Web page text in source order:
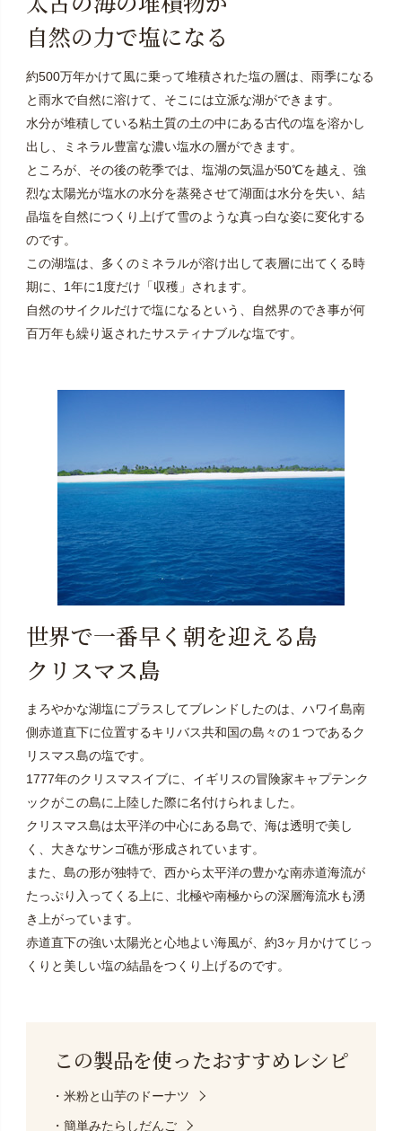
自然の力で塩になる
約500万年かけて風に乗って堆積された塩の層は、雨季になる
と雨水で自然に溶けて、そこには立派な湖ができます。
水分が堆積している粘土質の土の中にある古代の塩を溶かし
出し、ミネラル豊富な濃い塩水の層ができます。
ところが、その後の乾季では、塩湖の気温が50℃を越え、強
烈な太陽光が塩水の水分を蒸発させて湖面は水分を失い、結
晶塩を自然につくり上げて雪のような真っ白な姿に変化する
のです。
この湖塩は、多くのミネラルが溶け出して表層に出てくる時
期に、1年に1度だけ「収穫」されます。
自然のサイクルだけで塩になるという、自然界のでき事が何
百万年も繰り返されたサスティナブルな塩です。
世界で一番早く朝を迎える島
クリスマス島
まろやかな湖塩にプラスしてブレンドしたのは、ハワイ島南
側赤道直下に位置するキリバス共和国の島々の１つであるク
リスマス島の塩です。
1777年のクリスマスイブに、イギリスの冒険家キャプテンク
ックがこの島に上陸した際に名付けられました。
クリスマス島は太平洋の中心にある島で、海は透明で美し
く、大きなサンゴ礁が形成されています。
また、島の形が独特で、西から太平洋の豊かな南赤道海流が
たっぷり入ってくる上に、北極や南極からの深層海流水も湧
き上がっています。
赤道直下の強い太陽光と心地よい海風が、約3ヶ月かけてじっ
くりと美しい塩の結晶をつくり上げるのです。
この製品を使ったおすすめレシピ
・米粉と山芋のドーナツ
・簡単みたらしだんご